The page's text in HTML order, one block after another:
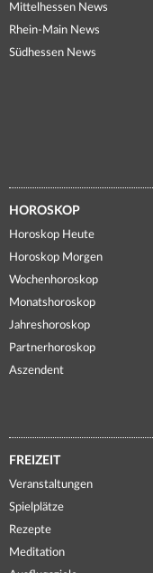
Mittelhessen News
Rhein-Main News
Südhessen News
HOROSKOP
Horoskop Heute
Horoskop Morgen
Wochenhoroskop
Monatshoroskop
Jahreshoroskop
Partnerhoroskop
Aszendent
FREIZEIT
Veranstaltungen
Spielplätze
Rezepte
Meditation